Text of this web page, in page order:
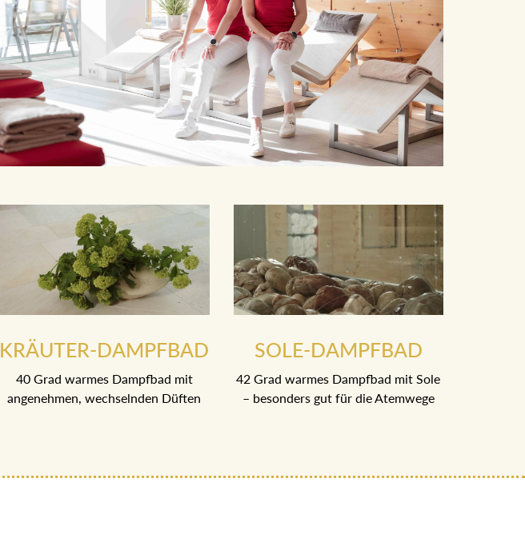
KRÄUTER-DAMPFBAD
40 Grad warmes Dampfbad mit
angenehmen, wechselnden Düften
SOLE-DAMPFBAD
42 Grad warmes Dampfbad mit Sole
– besonders gut für die Atemwege